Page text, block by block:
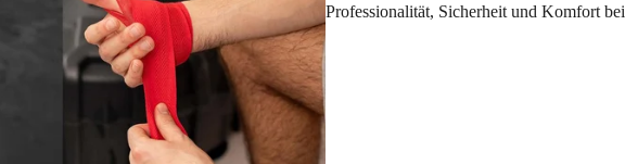
Professionalität, Sicherheit und Komfort bei